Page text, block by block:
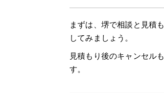
まずは、堺で相談と見積
してみましょう。
見積もり後のキャンセル
す。